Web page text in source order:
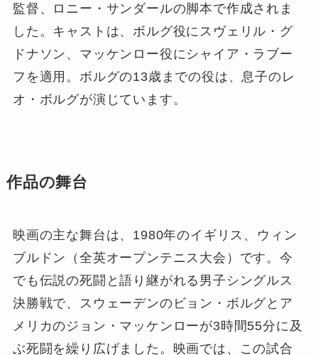
監督、ロニー・サンダールの脚本で作成されま
した。キャストは、ボルグ役にスヴェリル・グ
ドナソン、マッケンロー役にシャイア・ラブー
フを適用。ボルグの13歳までの役は、息子のレ
オ・ボルグが演じています。
作品の舞台
映画の主な舞台は、1980年のイギリス、ウィン
ブルドン（全英オープンテニス大会）です。今
でも伝説の死闘と語り継がれる男子シングルス
決勝戦で、スウェーデンのビョン・ボルグとア
メリカのジョン・マッケンローが3時間55分に及
ぶ死闘を繰り広げました。映画では、この試合